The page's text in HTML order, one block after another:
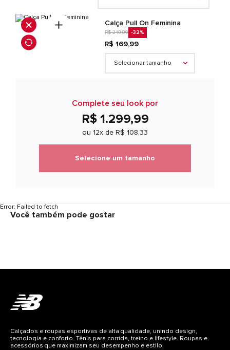
Selecionar tamanho
Calça Pull On Feminina
R$ 249,99 -32%
R$ 169,99
Complete seu look por
R$ 1.299,99
ou 12x de R$ 108,33
Selecione um tamanho
Error: Failed to fetch
Você também pode gostar
Calçados e roupas esportivas de alta qualidade, unindo design,
tecnologia e conforto. Tênis para corrida, treino e lifestyle. Roupas e
acessórios que maximizam seu desempenho e estilo.